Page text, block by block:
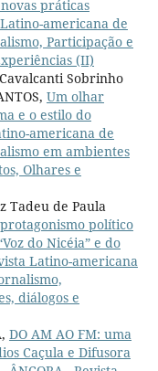
práticas
americana de
Participação e
(II)
Sobrinho
Um olhar
e o estilo do
americana de
em ambientes
Olhares e
Tadeu de Paula
político
do Nicéia” e do
Latino-americana
diálogos e
DO AM AO FM: uma
Caçula e Difusora